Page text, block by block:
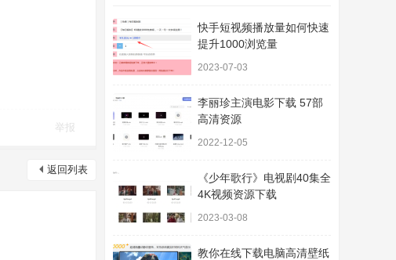
举报
返回列表
快手短视频播放量如何快速
提升1000浏览量
2023-07-03
李丽珍主演电影下载 57部
高清资源
2022-12-05
《少年歌行》电视剧40集全
4K视频资源下载
2023-03-08
教你在线下载电脑高清壁纸